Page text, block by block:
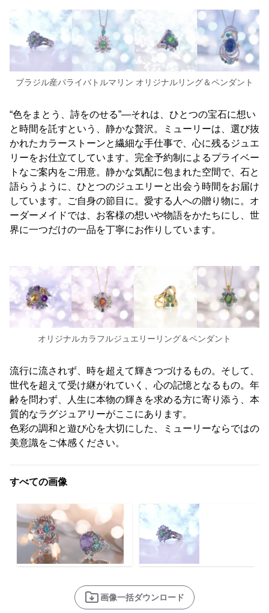
ブラジル産パライバトルマリン オリジナルリング＆ペンダント
“色をまとう、詩をのせる”―それは、ひとつの宝石に想い
と時間を託すという、静かな贅沢。ミューリーは、選び抜
かれたカラーストーンと繊細な手仕事で、心に残るジュエ
リーをお仕立てしています。完全予約制によるプライベー
トなご案内をご用意。静かな気配に包まれた空間で、石と
語らうように、ひとつのジュエリーと出会う時間をお届け
しています。ご自身の節目に。愛する人への贈り物に。オ
ーダーメイドでは、お客様の想いや物語をかたちにし、世
界に一つだけの一品を丁寧にお作りしています。
オリジナルカラフルジュエリーリング＆ペンダント
流行に流されず、時を超えて輝きつづけるもの。そして、
世代を超えて受け継がれていく、心の記憶となるもの。年
齢を問わず、人生に本物の輝きを求める方に寄り添う、本
質的なラグジュアリーがここにあります。
色彩の調和と遊び心を大切にした、ミューリーならではの
美意識をご体感ください。
すべての画像
画像一括ダウンロード